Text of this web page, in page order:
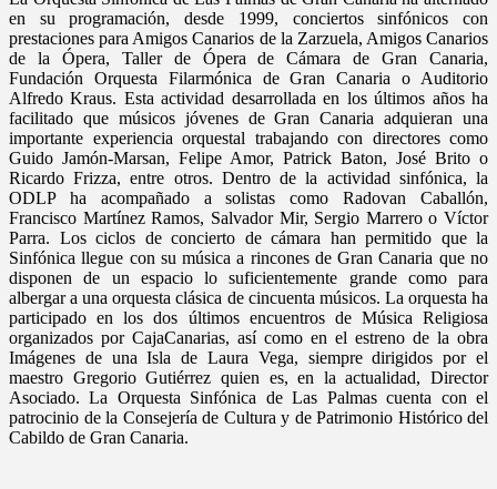
en su programación, desde 1999, conciertos sinfónicos con
prestaciones para Amigos Canarios de la Zarzuela, Amigos Canarios
de la Ópera, Taller de Ópera de Cámara de Gran Canaria,
Fundación Orquesta Filarmónica de Gran Canaria o Auditorio
Alfredo Kraus. Esta actividad desarrollada en los últimos años ha
facilitado que músicos jóvenes de Gran Canaria adquieran una
importante experiencia orquestal trabajando con directores como
Guido Jamón-Marsan, Felipe Amor, Patrick Baton, José Brito o
Ricardo Frizza, entre otros. Dentro de la actividad sinfónica, la
ODLP ha acompañado a solistas como Radovan Caballón,
Francisco Martínez Ramos, Salvador Mir, Sergio Marrero o Víctor
Parra. Los ciclos de concierto de cámara han permitido que la
Sinfónica llegue con su música a rincones de Gran Canaria que no
disponen de un espacio lo suficientemente grande como para
albergar a una orquesta clásica de cincuenta músicos. La orquesta ha
participado en los dos últimos encuentros de Música Religiosa
organizados por CajaCanarias, así como en el estreno de la obra
Imágenes de una Isla de Laura Vega, siempre dirigidos por el
maestro Gregorio Gutiérrez quien es, en la actualidad, Director
Asociado. La Orquesta Sinfónica de Las Palmas cuenta con el
patrocinio de la Consejería de Cultura y de Patrimonio Histórico del
Cabildo de Gran Canaria.